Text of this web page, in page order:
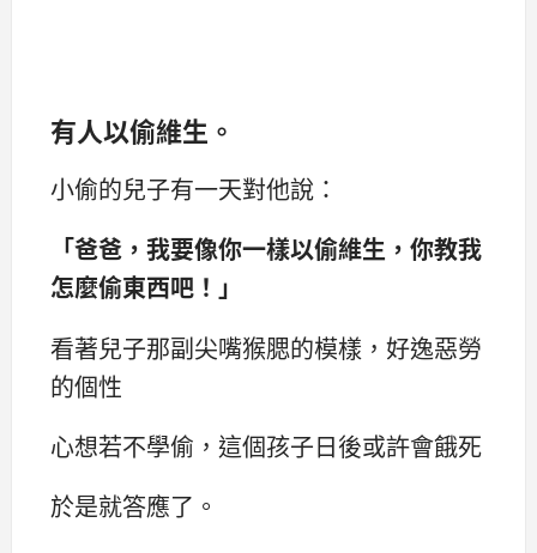
有人以偷維生。
小偷的兒子有一天對他說：
「爸爸，我要像你一樣以偷維生，你教我
怎麼偷東西吧！」
看著兒子那副尖嘴猴腮的模樣，好逸惡勞
的個性
心想若不學偷，這個孩子日後或許會餓死
於是就答應了。